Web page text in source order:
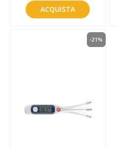
ACQUISTA
-21%